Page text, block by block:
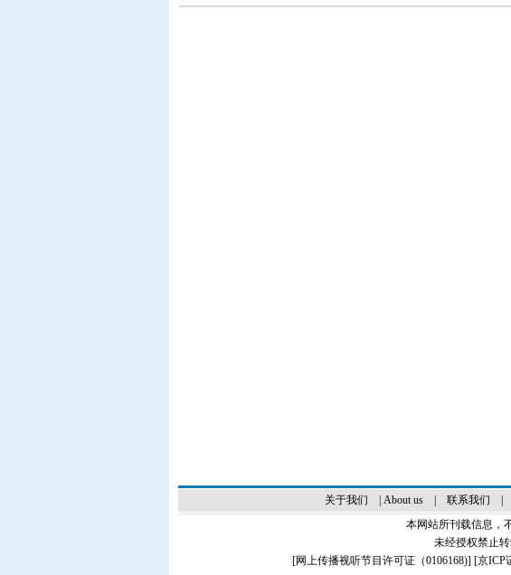
关于我们 About us| 联系我们
本网站所刊载信息，
未经授权禁止
[网上传播视听节目许可证（0106168)] [京ICP